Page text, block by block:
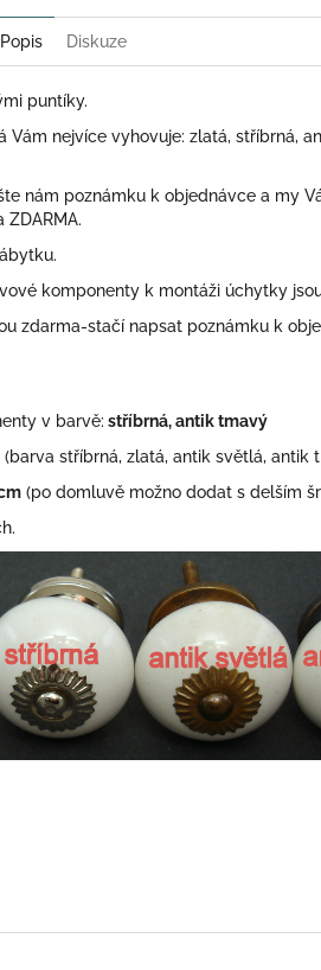
Popis Diskuze
puntíky.
nejvíce vyhovuje: zlatá, stříbrná,
nám poznámku k objednávce a my
komponenty k montáži úchytky
zdarma-stačí napsat poznámku k
v barvě: stříbrná, antik tmavý
(barva stříbrná, zlatá, antik světlá, antik
(po domluvě možno dodat s delším